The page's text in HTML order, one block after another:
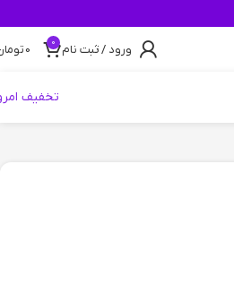
ورود / ثبت نام 0
0
تخفیف